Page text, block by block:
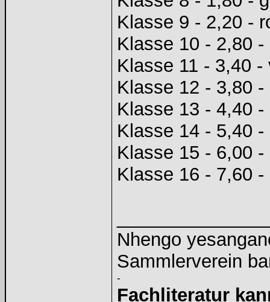
Klasse 9 - 2,20 -
Klasse 10 - 2,80 -
Klasse 11 - 3,40 -
Klasse 12 - 3,80 -
Klasse 13 - 4,40 -
Klasse 14 - 5,40 -
Klasse 15 - 6,00 -
Klasse 16 - 7,60 -
Nhengo
Sammlerverein
-
Fachliteratur